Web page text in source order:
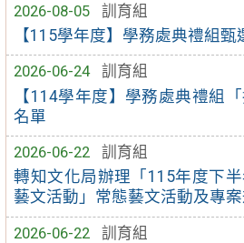
2026-08-05
訓育組
【115學年度】學務處典禮組甄
2026-06-24
訓育組
【114學年度】學務處典禮組
名單
2026-06-22
訓育組
轉知文化局辦理「115年度下
藝文活動」常態藝文活動及專
2026-06-22
訓育組